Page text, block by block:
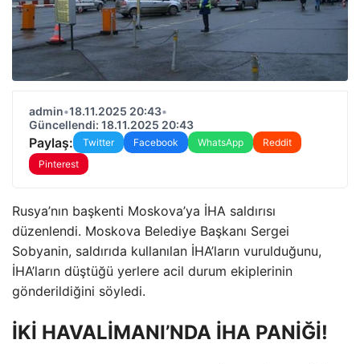
admin•18.11.2025 20:43•
Güncellendi: 18.11.2025 20:43
Paylaş: Twitter Facebook WhatsApp
Reddit
Pinterest
Rusya’nın başkenti Moskova’ya İHA saldırısı
düzenlendi. Moskova Belediye Başkanı Sergei
Sobyanin, saldırıda kullanılan İHA’ların vurulduğunu,
İHA’ların düştüğü yerlere acil durum ekiplerinin
gönderildiğini söyledi.
İKİ HAVALİMANI’NDA İHA PANİĞİ!